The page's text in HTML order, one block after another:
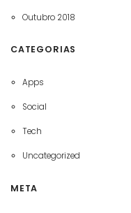
Outubro 2018
CATEGORIAS
Apps
Social
Tech
Uncategorized
META